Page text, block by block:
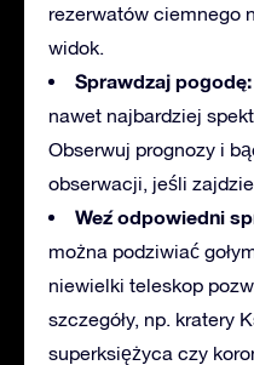
rezerwatów ciemnego
widok.
Sprawdzaj pogodę:
nawet najbardziej
Obserwuj prognozy i
obserwacji, jeśli
Weź odpowiedni
można podziwiać
niewielki teleskop
szczegóły, np. kratery
superksiężyca czy